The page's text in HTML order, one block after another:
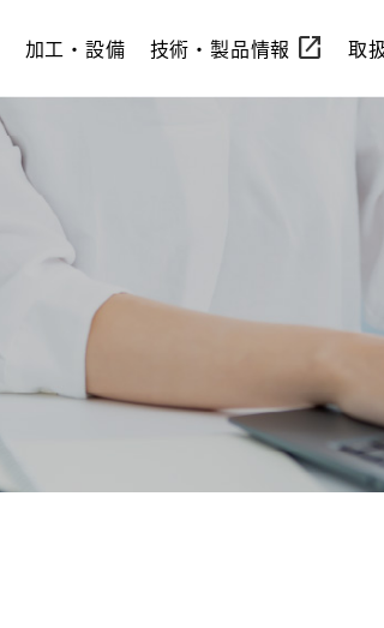
加工・設備 技術・製品情報 open_in_new 取